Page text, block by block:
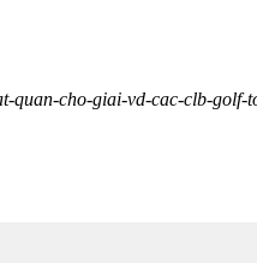
quan-cho-giai-vd-cac-clb-golf-